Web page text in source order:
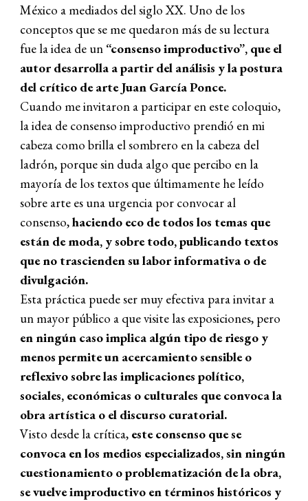
México a mediados del siglo XX. Uno de los
conceptos que se me quedaron más de su lectura
fue la idea de un “consenso improductivo”, que el
autor desarrolla a partir del análisis y la postura
del crítico de arte Juan García Ponce.
Cuando me invitaron a participar en este coloquio,
la idea de consenso improductivo prendió en mi
cabeza como brilla el sombrero en la cabeza del
ladrón, porque sin duda algo que percibo en la
mayoría de los textos que últimamente he leído
sobre arte es una urgencia por convocar al
consenso,haciendo eco de todos los temas que
están de moda, y sobre todo, publicando textos
que no trascienden su labor informativa o de
divulgación.
Esta práctica puede ser muy efectiva para invitar a
un mayor público a que visite las exposiciones, pero
en ningún caso implica algún tipo de riesgo y
menos permite un acercamiento sensible o
reflexivo sobre las implicaciones político,
sociales, económicas o culturales que convoca la
obra artística o el discurso curatorial.
Visto desde la crítica, este consenso que se
convoca en los medios especializados, sin ningún
cuestionamiento o problematización de la obra,
se vuelve improductivo en términos históricos y